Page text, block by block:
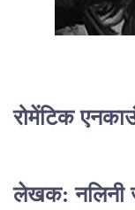
रोमेंटिक
लेखक: नलिनी